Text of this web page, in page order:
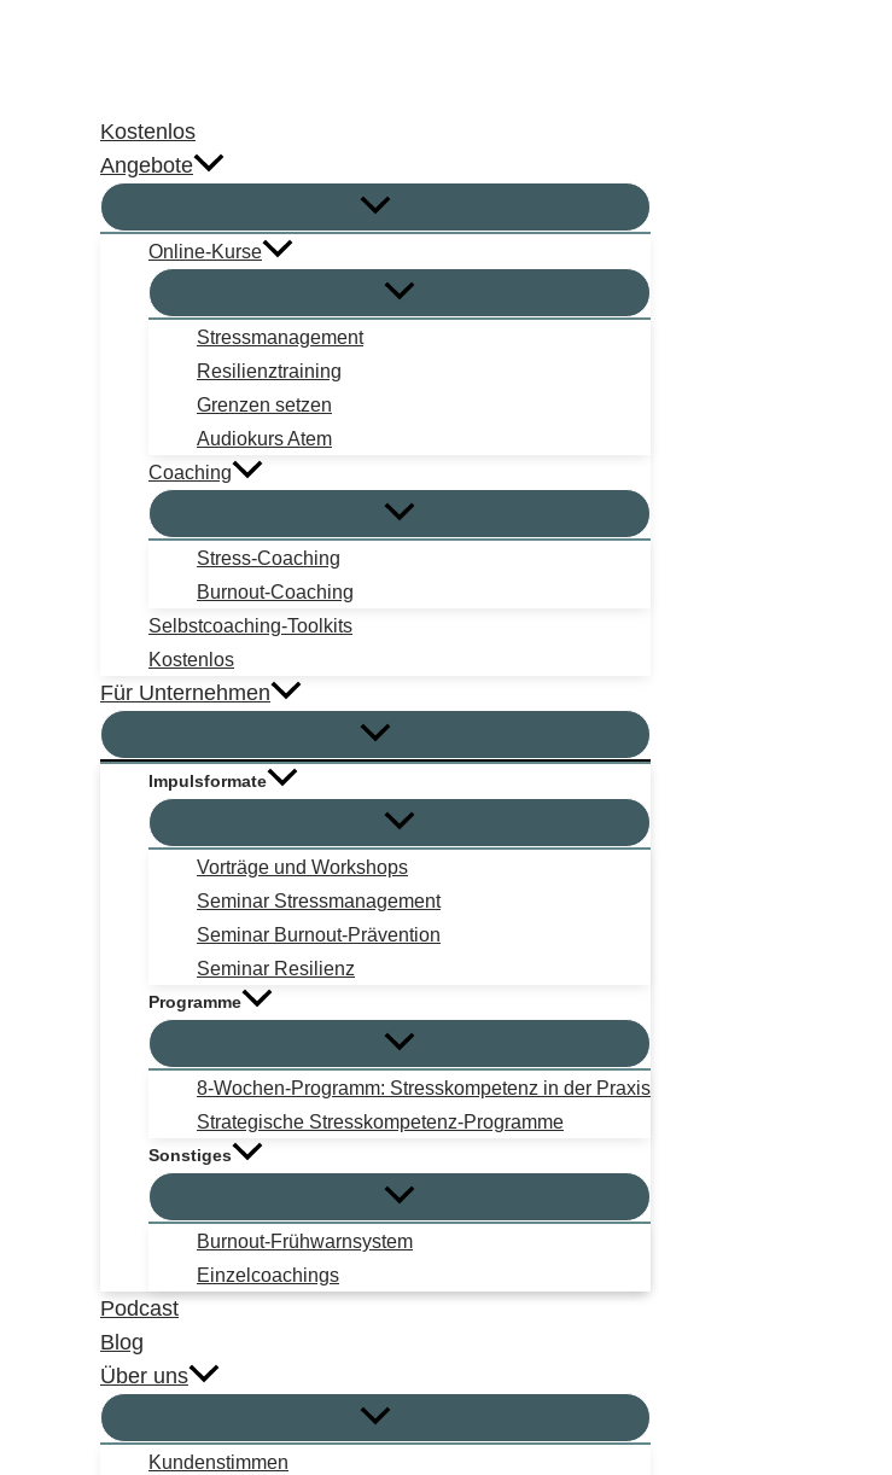
Kostenlos
Angebote
Online-Kurse
Stressmanagement
Resilienztraining
Grenzen setzen
Audiokurs Atem
Coaching
Stress-Coaching
Burnout-Coaching
Selbstcoaching-Toolkits
Kostenlos
Für Unternehmen
Impulsformate
Vorträge und Workshops
Seminar Stressmanagement
Seminar Burnout-Prävention
Seminar Resilienz
Programme
8-Wochen-Programm: Stresskompetenz in der Praxis
Strategische Stresskompetenz-Programme
Sonstiges
Burnout-Frühwarnsystem
Einzelcoachings
Podcast
Blog
Über uns
Kundenstimmen